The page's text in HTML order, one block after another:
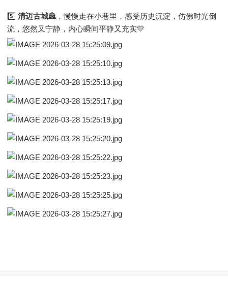
5️⃣ 清迈古城🏯，慢慢走在小巷里，感受历史沉淀，仿佛时光倒
流，悠然又宁静，内心瞬间平静又充实💛